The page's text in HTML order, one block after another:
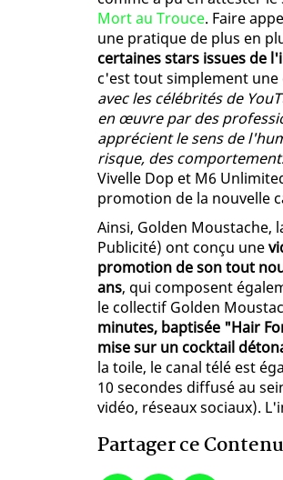
Mort au Trouce. Faire
une pratique de plus en
certaines stars issues de
c'est tout simplement une
avec les célébrités de
en œuvre par des
apprécient le sens de
risque, des
Vivelle Dop et M6
promotion de la nouvelle
Ainsi, Golden
Publicité) ont conçu une
promotion de son tout
ans, qui composent
le collectif Golden
minutes, baptisée "Hair
mise sur un cocktail
la toile, le canal télé est
10 secondes diffusé au
vidéo, réseaux sociaux).
Partager ce Contenu